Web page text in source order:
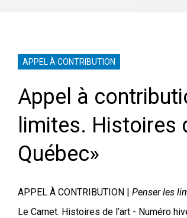
APPEL À CONTRIBUTION
Appel à
limites. Histoires
Québec»
APPEL À CONTRIBUTION | Penser les
Le Carnet. Histoires de l’art - Numéro